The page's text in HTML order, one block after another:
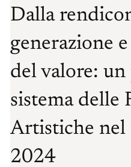
Dalla
generazione
del valore:
sistema delle
Artistiche
2024